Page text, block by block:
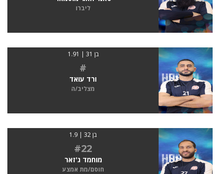
ליברו
בן 31 | 1.91
#
ורד עואד
מצליב/ה
בן 32 | 1.9
#22
מוחמד ג'זאר
חוסם/מת אמצע